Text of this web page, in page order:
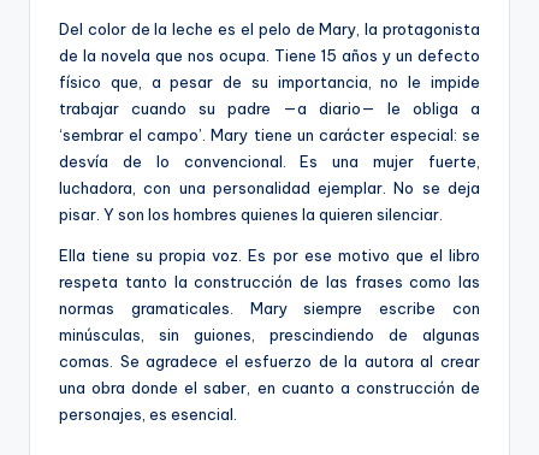
Del color de la leche es el pelo de Mary, la protagonista
de la novela que nos ocupa. Tiene 15 años y un defecto
físico que, a pesar de su importancia, no le impide
trabajar cuando su padre —a diario— le obliga a
‘sembrar el campo’. Mary tiene un carácter especial: se
desvía de lo convencional. Es una mujer fuerte,
luchadora, con una personalidad ejemplar. No se deja
pisar. Y son los hombres quienes la quieren silenciar.
Ella tiene su propia voz. Es por ese motivo que el libro
respeta tanto la construcción de las frases como las
normas gramaticales. Mary siempre escribe con
minúsculas, sin guiones, prescindiendo de algunas
comas. Se agradece el esfuerzo de la autora al crear
una obra donde el saber, en cuanto a construcción de
personajes, es esencial.